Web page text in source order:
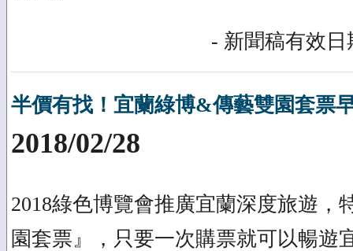
- 新聞稿有效日
半價有找！宜蘭綠博&傳藝雙園套票
2018/02/28
2018綠色博覽會推廣宜蘭深度旅遊，
園套票』，只要一次購票就可以暢遊